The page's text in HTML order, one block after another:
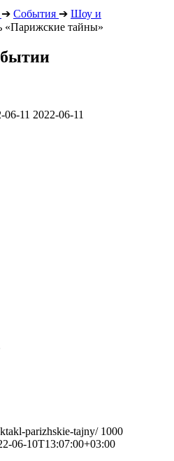
➔ События ➔ Шоу и
«Парижские тайны»
06-11 2022-06-11
parizhskie-tajny/ 1000
06-10T13:07:00+03:00